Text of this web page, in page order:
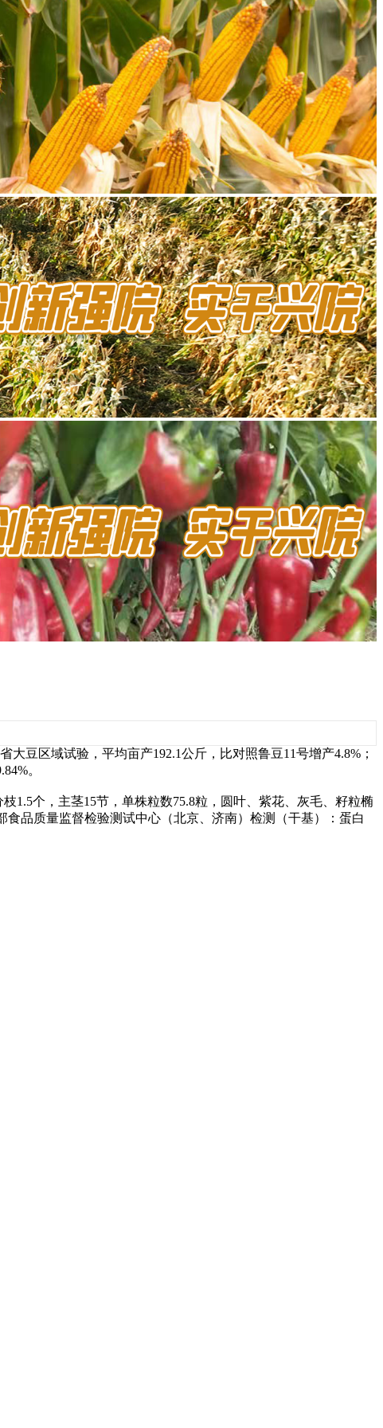
豆区域试验，平均亩产192.1公斤，比对照鲁豆11号增产4.8%；
。
1.5个，主茎15节，单株粒数75.8粒，圆叶、紫花、灰毛、籽粒椭
品质量监督检验测试中心（北京、济南）检测（干基）：蛋白